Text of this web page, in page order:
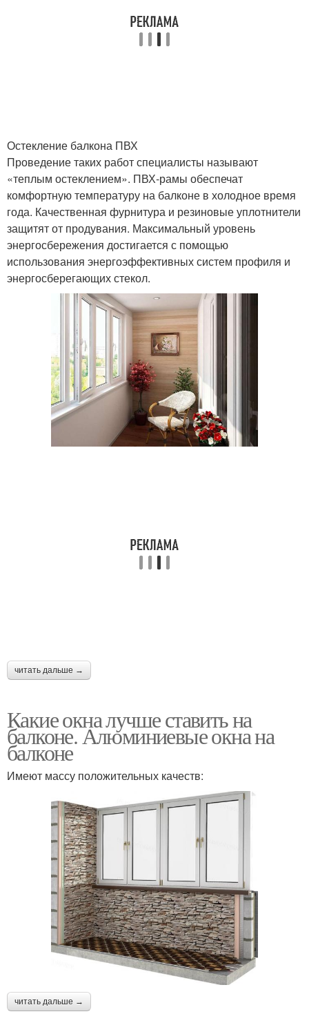
Остекление балкона ПВХ
Проведение таких работ специалисты называют
«теплым остеклением». ПВХ-рамы обеспечат
комфортную температуру на балконе в холодное время
года. Качественная фурнитура и резиновые уплотнители
защитят от продувания. Максимальный уровень
энергосбережения достигается с помощью
использования энергоэффективных систем профиля и
энергосберегающих стекол.
читать дальше →
Какие окна лучше ставить на
балконе. Алюминиевые окна на
балконе
Имеют массу положительных качеств:
читать дальше →